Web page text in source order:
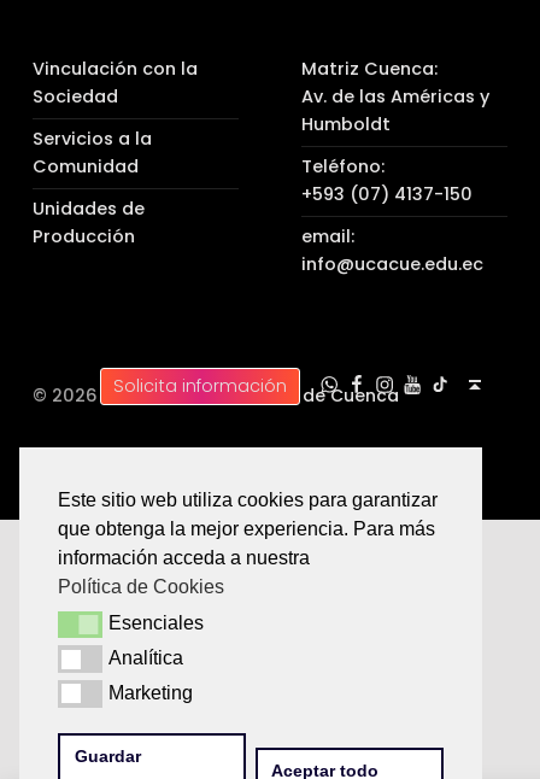
Vinculación con la
Sociedad
Servicios a la
Comunidad
Unidades de
Producción
Matriz Cuenca:
Av. de las Américas y
Humboldt
Teléfono:
+593 (07) 4137-150
email:
info@ucacue.edu.ec
© 2026 | Universidad Católica de Cuenca
Solicita información
UC WhatsApp
UC en Facebook
UC en Instagram
UC en Youtube
UC Tiktok
Este sitio web utiliza cookies para garantizar
que obtenga la mejor experiencia. Para más
información acceda a nuestra
Política de Cookies
EsencialesEsenciales
AnalíticaAnalítica
MarketingMarketing
Guardar
Aceptar todo